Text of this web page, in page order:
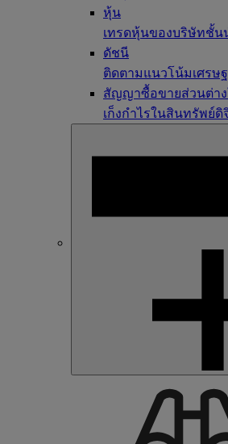
หุ้น
เทรดหุ้นของบริษัทชั้น
ดัชนี
ติดตามแนวโน้มเศรษ
สัญญาซื้อขายส่วนต่าง
เก็งกำไรในสินทรัพย์